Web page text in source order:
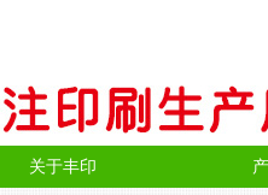
关于丰印